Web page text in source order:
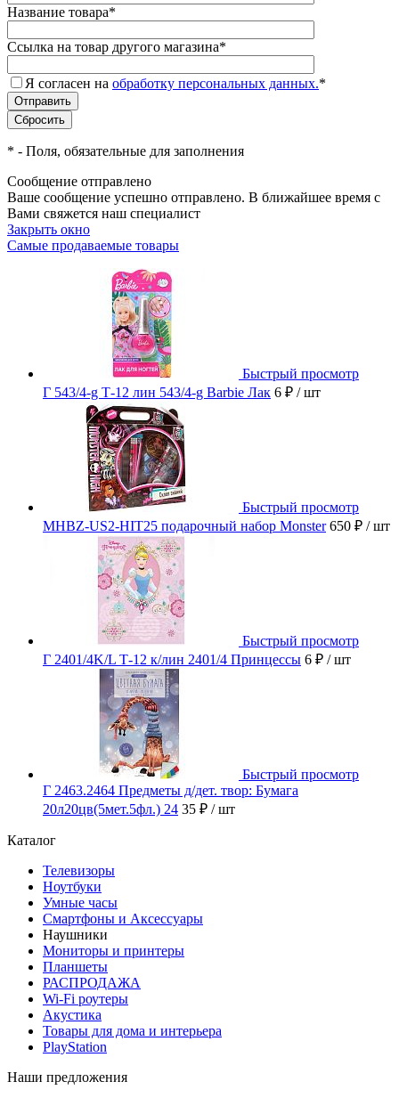
Название товара*
Ссылка на товар другого магазина*
Я согласен на обработку персональных данных.*
* - Поля, обязательные для заполнения
Сообщение отправлено
Ваше сообщение успешно отправлено. В ближайшее время с
Вами свяжется наш специалист
Закрыть окно
Самые продаваемые товары
Быстрый просмотр
Г 543/4-g Т-12 лин 543/4-g Barbie Лак 6 ₽ / шт
Быстрый просмотр
MHBZ-US2-HIT25 подарочный набор Monster 650 ₽ / шт
Быстрый просмотр
Г 2401/4K/L Т-12 к/лин 2401/4 Принцессы 6 ₽ / шт
Быстрый просмотр
Г 2463.2464 Предметы д/дет. твор: Бумага
20л20цв(5мет.5фл.) 24 35 ₽ / шт
Каталог
Телевизоры
Ноутбуки
Умные часы
Смартфоны и Аксессуары
Наушники
Мониторы и принтеры
Планшеты
РАСПРОДАЖА
Wi-Fi роутеры
Акустика
Товары для дома и интерьера
PlayStation
Наши предложения